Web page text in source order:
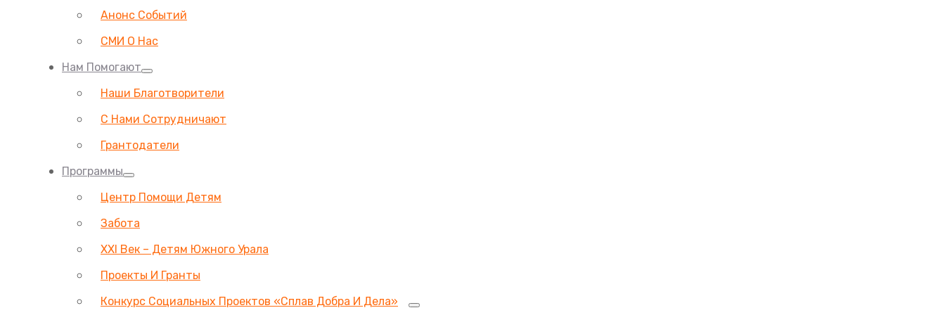
Анонс Событий
СМИ О Нас
Нам Помогают
Наши Благотворители
С Нами Сотрудничают
Грантодатели
Программы
Центр Помощи Детям
Забота
ХХI Век – Детям Южного Урала
Проекты И Гранты
Конкурс Социальных Проектов «Сплав Добра И Дела»